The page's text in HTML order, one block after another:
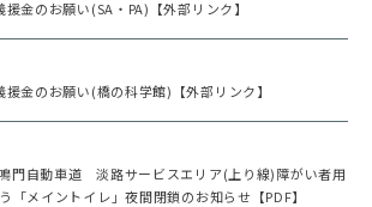
援金のお願い(SA・PA)【外部リンク】
援金のお願い(橋の科学館)【外部リンク】
鳴門自動車道 淡路サービスエリア(上り線)障がい者用
「メイントイレ」夜間閉鎖のお知らせ【PDF】